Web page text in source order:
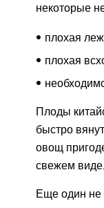
некоторые
плохая
плохая
Плоды
быстро
овощ
свежем виде.
Еще один не